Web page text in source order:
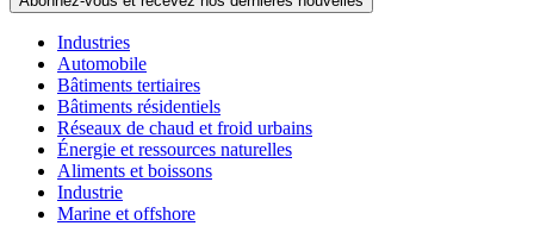
Industries
Automobile
Bâtiments tertiaires
Bâtiments résidentiels
Réseaux de chaud et froid urbains
Énergie et ressources naturelles
Aliments et boissons
Industrie
Marine et offshore